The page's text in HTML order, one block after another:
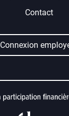
Contact
Connexion